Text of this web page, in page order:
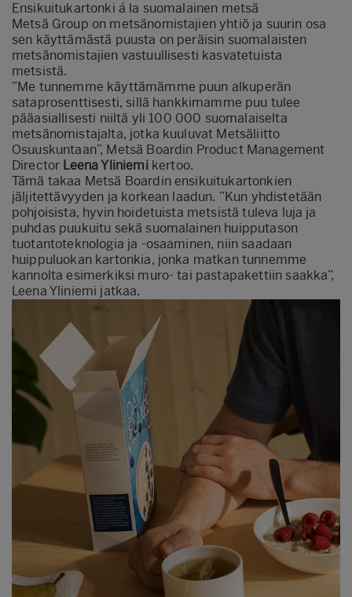
Ensikuitukartonki á la suomalainen metsä
Metsä Group on metsänomistajien yhtiö ja suurin osa
sen käyttämästä puusta on peräisin suomalaisten
metsänomistajien vastuullisesti kasvatetuista
metsistä.
”Me tunnemme käyttämämme puun alkuperän
sataprosenttisesti, sillä hankkimamme puu tulee
pääasiallisesti niiltä yli 100 000 suomalaiselta
metsänomistajalta, jotka kuuluvat Metsäliitto
Osuuskuntaan”, Metsä Boardin Product Management
Director Leena Yliniemikertoo.
Tämä takaa Metsä Boardin ensikuitukartonkien
jäljitettävyyden ja korkean laadun. ”Kun yhdistetään
pohjoisista, hyvin hoidetuista metsistä tuleva luja ja
puhdas puukuitu sekä suomalainen huipputason
tuotantoteknologia ja -osaaminen, niin saadaan
huippuluokan kartonkia, jonka matkan tunnemme
kannolta esimerkiksi muro- tai pastapakettiin saakka”,
Leena Yliniemi jatkaa.